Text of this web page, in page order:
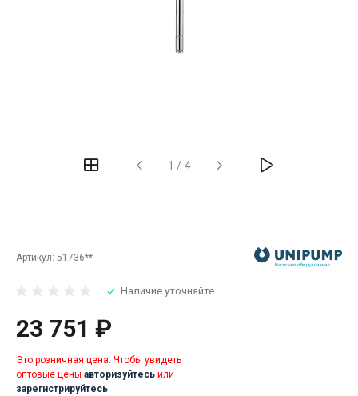
1 / 4
Артикул: 51736**
Наличие уточняйте
23 751 ₽
Это розничная цена. Чтобы увидеть
оптовые цены авторизуйтесь или
зарегистрируйтесь